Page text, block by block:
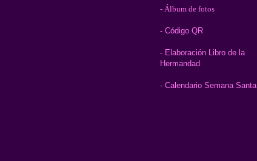
- Álbum de fotos
- Código QR
- Elaboración Libro de la
Hermandad
- Calendario Semana Santa